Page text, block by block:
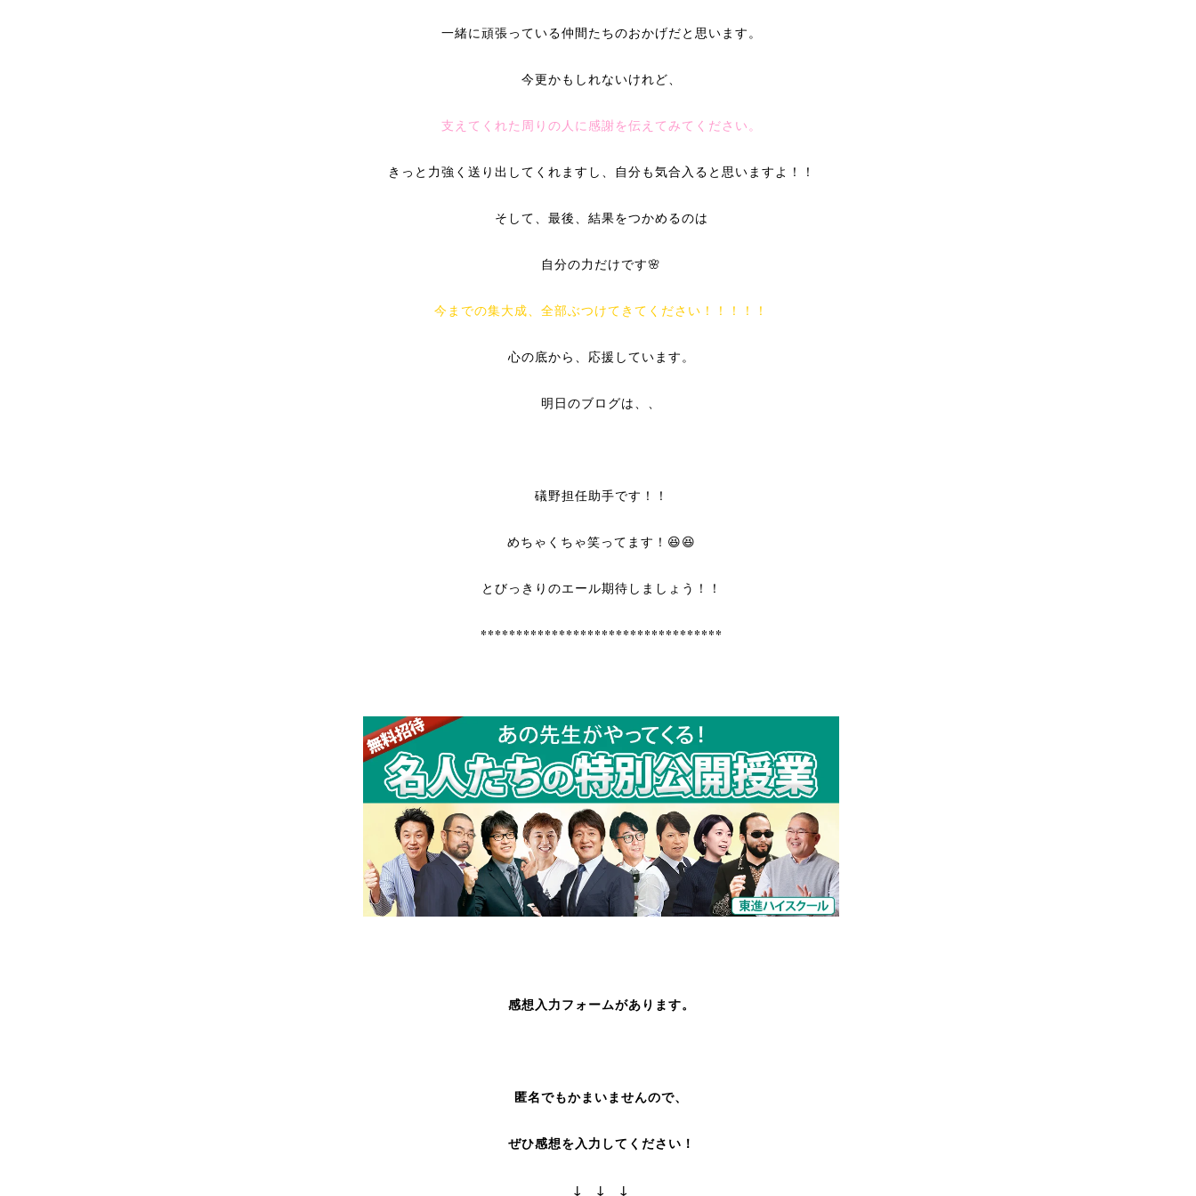
一緒に頑張っている仲間たちのおかげだと思います。
今更かもしれないけれど、
支えてくれた周りの人に感謝を伝えてみてください。
きっと力強く送り出してくれますし、自分も気合入ると思いますよ！！
そして、最後、結果をつかめるのは
自分の力だけです🌸
今までの集大成、全部ぶつけてきてください！！！！！
心の底から、応援しています。
明日のブログは、、
礒野担任助手です！！
めちゃくちゃ笑ってます！😆😆
とびっきりのエール期待しましょう！！
**********************************
感想入力フォームがあります。
匿名でもかまいませんので、
ぜひ感想を入力してください！
↓ ↓ ↓